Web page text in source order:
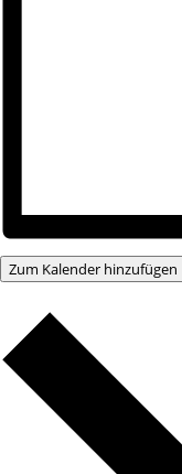
Zum Kalender hinzufügen